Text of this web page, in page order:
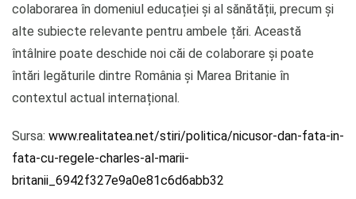
colaborarea în domeniul educației și al sănătății, precum și
alte subiecte relevante pentru ambele țări. Această
întâlnire poate deschide noi căi de colaborare și poate
întări legăturile dintre România și Marea Britanie în
contextul actual internațional.
Sursa: www.realitatea.net/stiri/politica/nicusor-dan-fata-in-
fata-cu-regele-charles-al-marii-
britanii_6942f327e9a0e81c6d6abb32